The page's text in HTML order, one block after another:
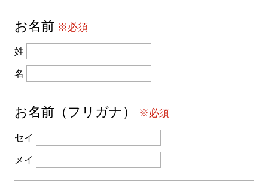
お名前 ※必須
姓
名
お名前（フリガナ） ※必須
セイ
メイ